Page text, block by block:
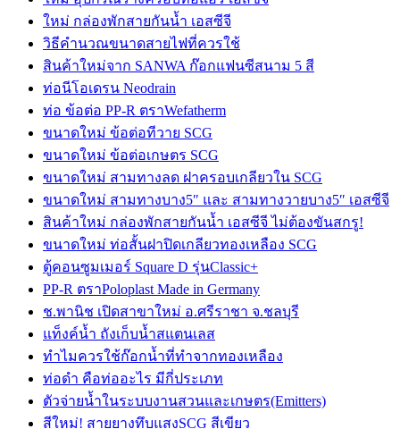
ใหม่ กล่องพักสายกันน้ำ เอสซีจี
วิธีคำนวณขนาดสายไฟที่ควรใช้
สินค้าใหม่จาก SANWA ก๊อกแฟนซีสนาม 5 สี
ท่อนีโอเดรน Neodrain
ท่อ ข้อต่อ PP-R ตราWefatherm
ขนาดใหม่ ข้อต่อทีวาย SCG
ขนาดใหม่ ข้อต่อเกษตร SCG
ขนาดใหม่ สามทางลด ฝาครอบเกลียวใน SCG
ขนาดใหม่ สามทางบาง5″ และ สามทางวายบาง5″ เอสซีจี
สินค้าใหม่ กล่องพักสายกันน้ำ เอสซีจี ไม่ต้องขันสกรู!
ขนาดใหม่ ท่อสั้นฝาปิดเกลียวทองเหลือง SCG
ตู้คอนซูมเมอร์ Square D รุ่นClassic+
PP-R ตราPoloplast Made in Germany
ช.พานิช เปิดสาขาใหม่ อ.ศรีราชา จ.ชลบุรี
แท็งค์น้ำ ถังเก็บน้ำสแตนเลส
ทำไมควรใช้ก๊อกน้ำที่ทำจากทองเหลือง
ท่อดำ คือท่ออะไร มีกี่ประเภท
ตัวจ่ายน้ำในระบบงานสวนและเกษตร(Emitters)
สีใหม่! สายยางทึบแสงSCG สีเขียว